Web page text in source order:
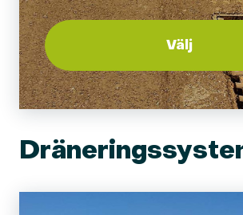
Välj